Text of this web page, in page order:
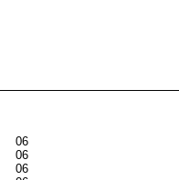
06
06
06